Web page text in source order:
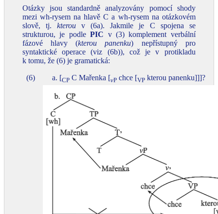
Otázky jsou standardně analyzovány pomocí shody
mezi wh‑rysem na hlavě C a wh‑rysem na otázkovém
slově, tj.kterou v (6a). Jakmile je C spojena se
strukturou, je podlePIC v (3) komplement verbální
fázové hlavy (kterou panenku) nepřístupný pro
syntaktické operace (viz (6b)), což je v protikladu
k tomu, že (6) je gramatická:
(6) a. [CP C Mařenka [vP chce [VP kterou panenku]]]?